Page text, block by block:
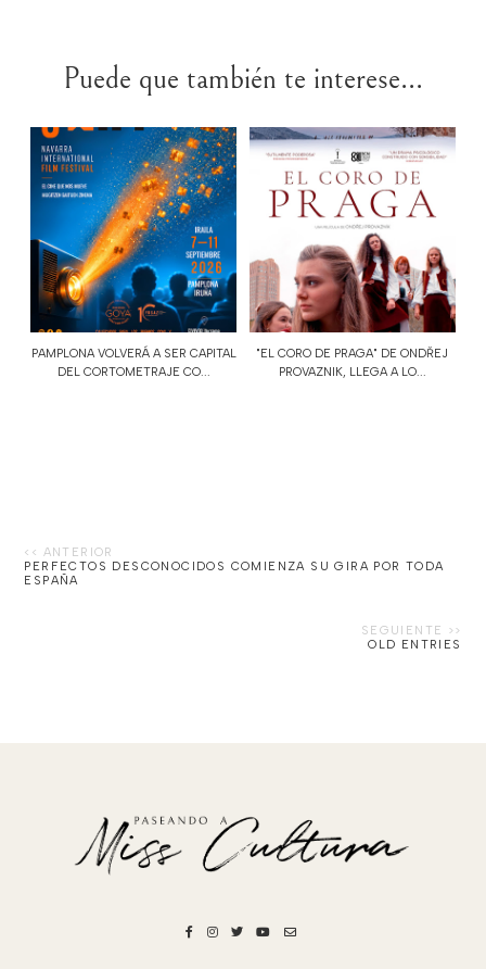
Puede que también te interese...
PAMPLONA VOLVERÁ A SER CAPITAL
DEL CORTOMETRAJE CO...
"EL CORO DE PRAGA" DE ONDŘEJ
PROVAZNIK, LLEGA A LO...
PERFECTOS DESCONOCIDOS COMIENZA SU GIRA POR TODA
ESPAÑA
OLD ENTRIES